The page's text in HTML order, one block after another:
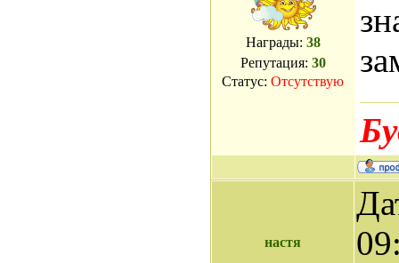
Награды: 38
Репутация: 30
Статус:Отсутствую
настя